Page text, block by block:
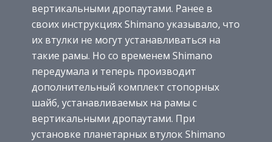
вертикальными дропаутами. Ранее в
своих инструкциях Shimano указывало, что
их втулки не могут устанавливаться на
такие рамы. Но со временем Shimano
передумала и теперь производит
дополнительный комплект стопорных
шайб, устанавливаемых на рамы с
вертикальными дропаутами. При
установке планетарных втулок Shimano